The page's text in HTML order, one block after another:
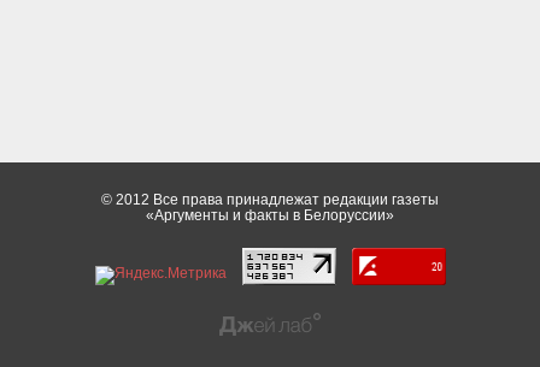
© 2012 Все права принадлежат редакции газеты
«Аргументы и факты в Белоруссии»